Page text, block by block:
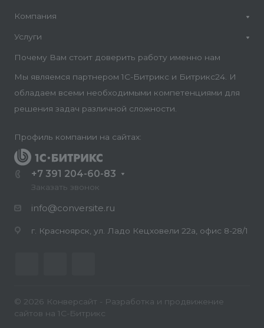
Компания
Услуги
Почему Вам стоит доверить работу именно нам
Мы являемся партнером 1С-Битрикс и Битрикс24. И
обладаем всеми необходимыми компетенциями для
решения задач различной сложности.
Профиль компании на сайтах:
+7 391 204-60-83
Заказать звонок
info@conversite.ru
г. Красноярск, ул. Ладо Кецховели 22а, офис 8-28/1
© 2026 Конверсайт - Разработка и продвижение
сайтов на 1С-Битрикс